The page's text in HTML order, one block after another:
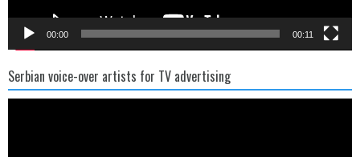
00:00 00:11
Serbian voice-over artists for TV advertising